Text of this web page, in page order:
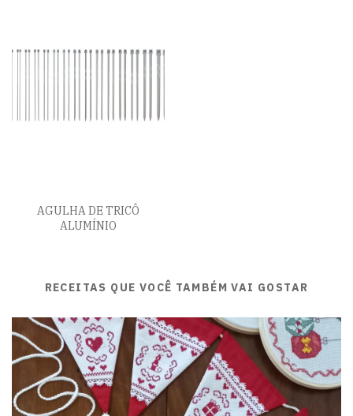
AGULHA DE TRICÔ
ALUMÍNIO
RECEITAS QUE VOCÊ TAMBÉM VAI GOSTAR